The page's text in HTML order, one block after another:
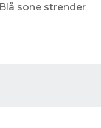
Blå sone strender